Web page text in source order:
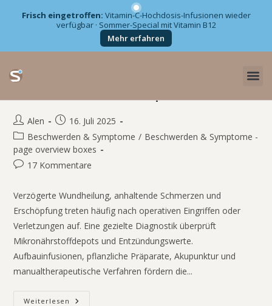
Frisch eingetroffen: Vitamin-C-Hochdosis-Infusionen wieder
verfügbar · Sommer-Special mit Vitamin B12
Mehr erfahren
Inhalt
springen
Alen
16. Juli 2025
Beschwerden & Symptome / Beschwerden & Symptome -
page overview boxes
17 Kommentare
Verzögerte Wundheilung, anhaltende Schmerzen und
Erschöpfung treten häufig nach operativen Eingriffen oder
Verletzungen auf. Eine gezielte Diagnostik überprüft
Mikronährstoffdepots und Entzündungswerte.
Aufbauinfusionen, pflanzliche Präparate, Akupunktur und
manualtherapeutische Verfahren fördern die...
Weiterlesen